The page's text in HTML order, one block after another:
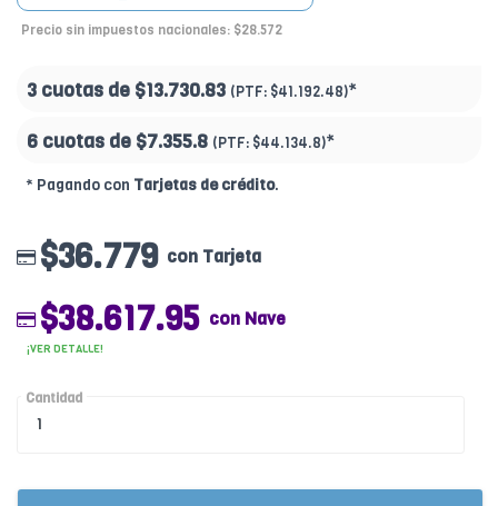
Precio sin impuestos nacionales: $28.572
3 cuotas de $13.730.83 (PTF: $41.192.48)*
6 cuotas de $7.355.8 (PTF: $44.134.8)*
* Pagando con Tarjetas de crédito.
$36.779 con Tarjeta
$38.617.95 con Nave
¡VER DETALLE!
Cantidad